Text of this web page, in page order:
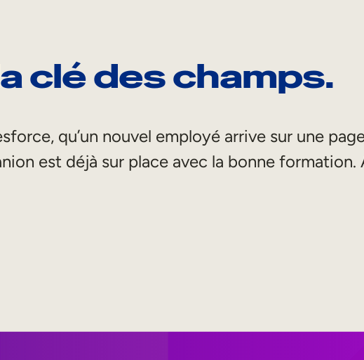
clé des champs.
qu’un nouvel employé arrive sur une
est déjà sur place avec la bonne